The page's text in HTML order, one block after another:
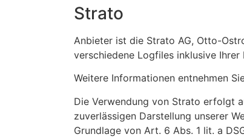
Strato
Anbieter ist die Strato AG, Otto-
verschiedene Logfiles inklusive Ihrer
Weitere Informationen entnehmen
Die Verwendung von Strato erfolgt
zuverlässigen Darstellung unserer
Grundlage von Art. 6 Abs. 1 lit. a